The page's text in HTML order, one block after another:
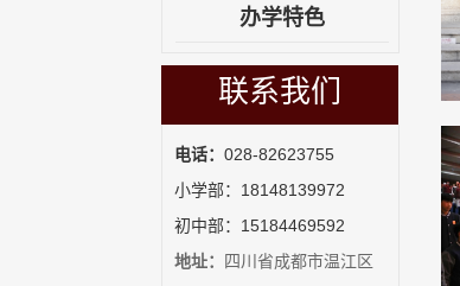
办学特色
联系我们
电话： 028-82623755
小学部：18148139972
初中部：15184469592
地址：
四川省成都市温江区